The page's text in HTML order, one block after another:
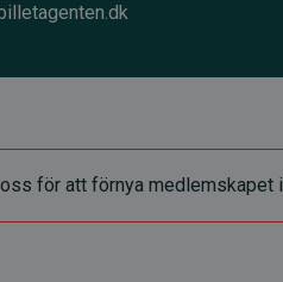
för att förnya medlemskapet i